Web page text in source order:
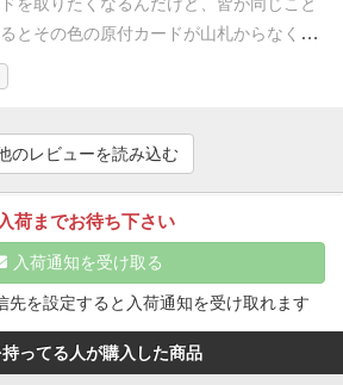
は、山札2巡目も先に出てくるわけで、
数値が最大値の「３」とかだと、後半問
ードを取るべきか？ と非常に頭を悩ませ
面では1周が12マス。3周するためには36マ
マスで、山札は必ず2巡することが分か
84枚の山札、4人でやれば1Rに7枚公開。
1巡して、48枚がデッキから抜かれた状
ねない。そんなこんなのジレンマを味わ
てるので全く移動しないこともあります)
】 ❶2つに道が別れてるコース❷停ると
が素敵な傑作キャメルアップ/ロイヤルター
より優れた点・45分程度で終わり、展開
ルール・ドラフトでレースを、コントロ
気分になれる・移動は自動処理なので、ダ
無い・レース途中で諦める事が無い（秘
持つ為）・最後の答え合わせまで盛り上
マーズゲームではないが、プレイ幅が広
ゲームとして傑作
アートもテーマと合っ
となし！！注意）山札のリシャッフルが
、後半のスピードを削る」という戦略も
公開されたカードから順にドラフト的に手
くので、特に2，3番手の人は、前の人が
を選ぶのか、その色の勝利を妨害するよう
するのか等選択できます。
ィーゲームです。序盤追い上げていた色が
なったり、周回遅れの色が最後でぐんぐ
たりと、気軽に出来て盛り上がれるゲーム
。サイコロを使わない運要素の強いレー
う感じで新鮮でした。
、ボードゲーム会でやるには少し難しい
な。。。どちらかといえば、家庭で何度
いいのかな。
駒移動フェーズでは、各駒が動く数が書か
がプレイヤー人数＋3または4（どちらかは
枚開かれて、それに合わせて駒が動く。
ーズでは、ターンプレイヤーから順番に、
ードの中から秘密裏に1枚選んで自分のカ
次の人にカードを渡していく。最後の人
ドを山札の一番下に、恣意的な順番で埋
い数字を手札にしちゃうと、ゲーム後半で
くなるので、そこは注意しないといけま
とその色の原付カードが山札からなくな
で全然進まなくなって追い抜かれていく
マ。
ナリンがドバドバ。終盤は「赤濃い
も盛り上がるゲームです。
ルールを聞いた時はシンプル過ぎてレー
し手盛り上がるか疑問だったけど、さすが
ね。●ゆづ(10歳の娘)楽しい！速く進みそ
イクのカードをとると後半で遅くなって
！予測するのが難しい！●ヨタくん(6歳の
のレビューを読み込む
荷までお待ち下さい
入荷通知を受け取る
先を設定すると入荷通知を受け取れます
ってる人が購入した商品